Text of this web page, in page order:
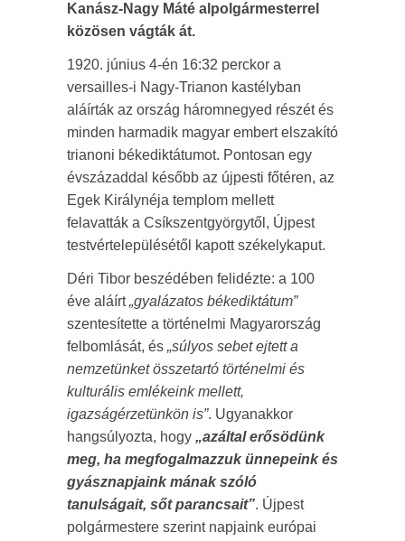
Kanász-Nagy Máté alpolgármesterrel
közösen vágták át.
1920. június 4-én 16:32 perckor a
versailles-i Nagy-Trianon kastélyban
aláírták az ország háromnegyed részét és
minden harmadik magyar embert elszakító
trianoni békediktátumot. Pontosan egy
évszázaddal később az újpesti főtéren, az
Egek Királynéja templom mellett
felavatták a Csíkszentgyörgytől, Újpest
testvértelepülésétől kapott székelykaput.
Déri Tibor beszédében felidézte: a 100
éve aláírt„gyalázatos békediktátum”
szentesítette a történelmi Magyarország
felbomlását, és „súlyos sebet ejtett a
nemzetünket összetartó történelmi és
kulturális emlékeink mellett,
igazságérzetünkön is”. Ugyanakkor
hangsúlyozta, hogy „azáltal erősödünk
meg, ha megfogalmazzuk ünnepeink és
gyásznapjaink mának szóló
tanulságait, sőt parancsait”. Újpest
polgármestere szerint napjaink európai